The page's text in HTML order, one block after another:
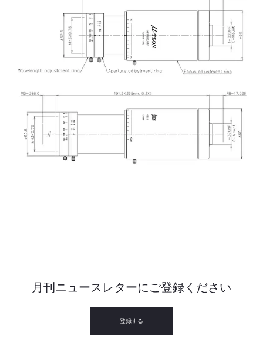
月刊ニュースレターにご登録ください
登録する